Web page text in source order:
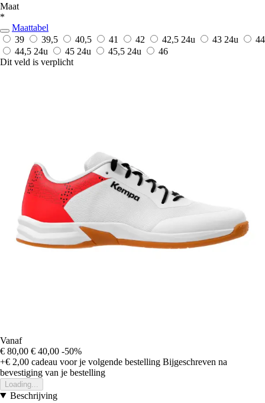
Maat
*
Maattabel
39
39,5 40,5 41 42 42,5 24u 43 24u
44
44,5 24u 45 24u 45,5 24u
46
Dit veld is verplicht
Vanaf
€ 80,00 € 40,00 -50%
+€ 2,00 cadeau voor je volgende bestelling Bijgeschreven na
bevestiging van je bestelling
Loading...
Beschrijving